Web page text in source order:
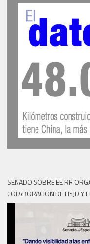
SENADO SOBRE EE RR
COLABORACION DE HSJD Y